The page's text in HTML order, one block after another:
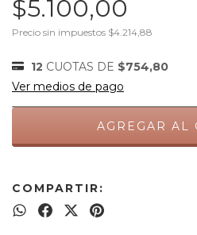
$5.100,00
Precio sin impuestos $4.214,88
12 CUOTAS DE $754,80
Ver medios de pago
COMPARTIR: